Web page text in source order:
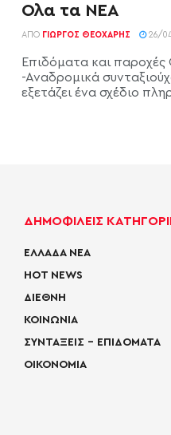
Ολα τα ΝΕΑ
ΑΠΌ ΓΙΏΡΓΟΣ ΘΕΟΧΆΡΗΣ 26/
Επιδόματα και
-Αναδρομικά
εξετάζει ένα σχέδιο
ΔΗΜΟΦΙΛΕΙΣ
ΕΛΛΑΔΑ ΝΕΑ
HOT NEWS
ΔΙΕΘΝΗ
ΚΟΙΝΩΝΙΑ
ΣΥΝΤΑΞΕΙΣ – ΕΠΙΔΟΜΑΤΑ
ΟΙΚΟΝΟΜΙΑ